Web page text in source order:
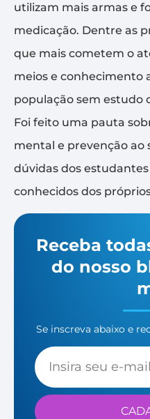
utilizam mais armas e
medicação. Dentre as
que mais cometem o
meios e conhecimento
população sem estudo
Foi feito uma pauta
mental e prevenção ao
dúvidas dos
conhecidos dos
Receba
do nosso
Se inscreva abaixo e